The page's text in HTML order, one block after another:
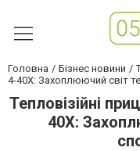
Головна Бізнес новини
4-40X: Захоплюючий світ
Тепловізійні
40X: